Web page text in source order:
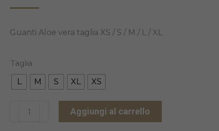
Guanti Aloe vera taglia XS / S / M / L / XL
Taglia
L
M S XL XS
GUANTI
Aggiungi al carrello